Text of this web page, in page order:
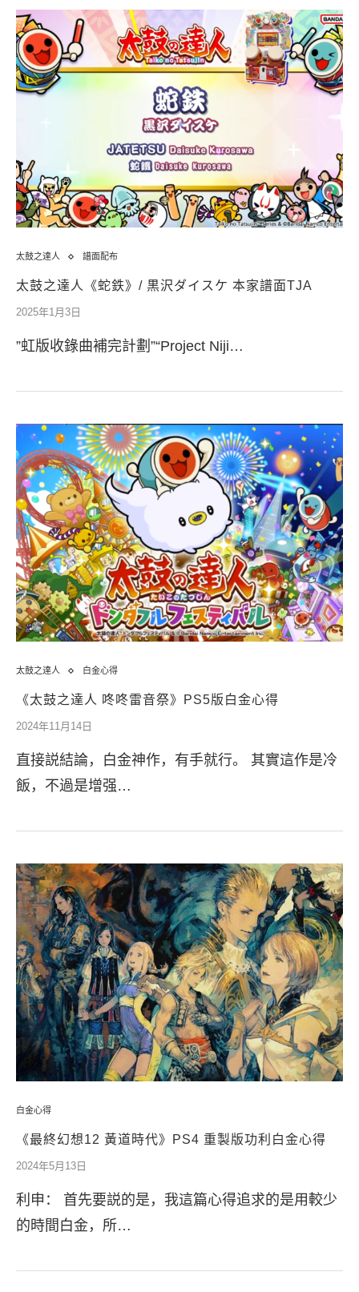
太鼓之達人 譜面配布
太鼓之達人《蛇鉄》/ 黒沢ダイスケ 本家譜面TJA
2025年1月3日
”虹版收錄曲補完計劃”“Project Niji…
太鼓之達人 白金心得
《太鼓之達人 咚咚雷音祭》PS5版白金心得
2024年11月14日
直接説結論，白金神作，有手就行。 其實這作是冷
飯，不過是增强…
白金心得
《最終幻想12 黃道時代》PS4 重製版功利白金心得
2024年5月13日
利申： 首先要説的是，我這篇心得追求的是用較少
的時間白金，所…